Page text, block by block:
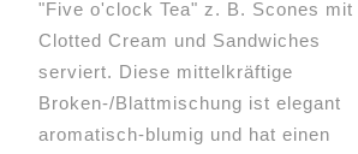
"Five o'clock Tea" z. B. Scones mit
Clotted Cream und Sandwiches
serviert. Diese mittelkräftige
Broken-/Blattmischung ist elegant
aromatisch-blumig und hat einen